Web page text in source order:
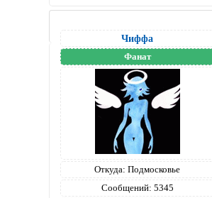
Чиффа
Фанат
Откуда: Подмосковье
Сообщений: 5345